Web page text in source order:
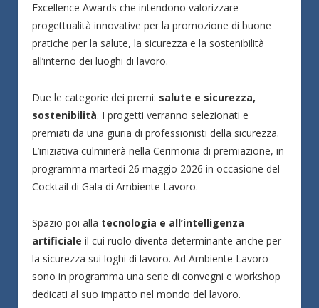
Excellence Awards che intendono valorizzare
progettualità innovative per la promozione di buone
pratiche per la salute, la sicurezza e la sostenibilità
all’interno dei luoghi di lavoro.
Due le categorie dei premi: salute e sicurezza,
sostenibilità. I progetti verranno selezionati e
premiati da una giuria di professionisti della sicurezza.
L’iniziativa culminerà nella Cerimonia di premiazione, in
programma martedì 26 maggio 2026 in occasione del
Cocktail di Gala di Ambiente Lavoro.
Spazio poi alla tecnologia e all’intelligenza
artificiale il cui ruolo diventa determinante anche per
la sicurezza sui loghi di lavoro. Ad Ambiente Lavoro
sono in programma una serie di convegni e workshop
dedicati al suo impatto nel mondo del lavoro.